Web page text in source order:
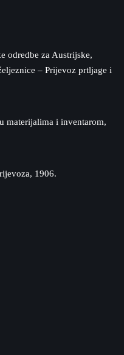
odredbe za Austrijske,
– Prijevoz prtljage i
materijalima i inventarom,
1906.